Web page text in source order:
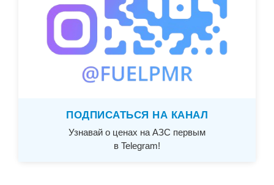
ПОДПИСАТЬСЯ НА КАНАЛ
Узнавай о ценах на АЗС первым
в Telegram!